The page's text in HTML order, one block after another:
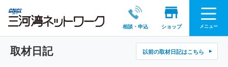
相談・申込 ショップ メニュー
取材日記 以前の取材日記はこちら